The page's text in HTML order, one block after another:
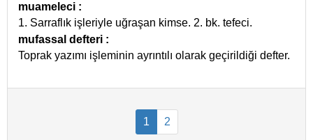
muameleci :
1. Sarraflık işleriyle uğraşan kimse. 2. bk. tefeci.
mufassal defteri :
Toprak yazımı işleminin ayrıntılı olarak geçirildiği defter.
1 2